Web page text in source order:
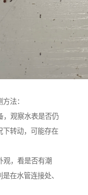
法：
，观察水表是否仍
下转动，可能存在
观，看是否有潮
在水管连接处、